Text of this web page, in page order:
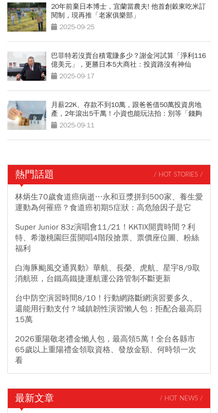
20年前棄日本博士，宜蘭當農夫! 他首創穀東吃米訂
閱制，現再推「老家俱樂部」
2025-09-25
巴菲特若沒賣台積電賺多少？謝金河試算「淨利116
億美元」，更勝日本5大商社：投資路沒有神仙
2025-09-17
月薪22K、存款不到10萬，跟爸爸借50萬投資房地
產，2年滾出5千萬！小資也能玩法拍：別等「錢夠
了」才開始
2025-09-11
熱門話題 / HOT STORIES /
林炳生70歲食道癌病逝…永和豆漿拼到500家、養生愛
運動為何罹癌？食道癌初期5症狀：高危險因子是它
Super Junior 83z演唱會11/21！KKTIX開賣時間？利
特、希澈桃園巨蛋開唱4階段搶票、票價座位圖、粉絲
福利
白海豚颱風交通異動》華航、長榮、虎航、星宇8/9取
消航班，台鐵高鐵捷運航運公路管制不斷更新
台中防空演習時間8/10！行動網路斷網演習要多久、
還能用行動支付？城鎮韌性演習懶人包：拒配合最高罰
15萬
2026重陽敬老禮金懶人包，最高領5萬！全台各縣市
65歲以上重陽禮金領取資格、發放金額、何時領一次
看
最新文章 / HOT NEWS /